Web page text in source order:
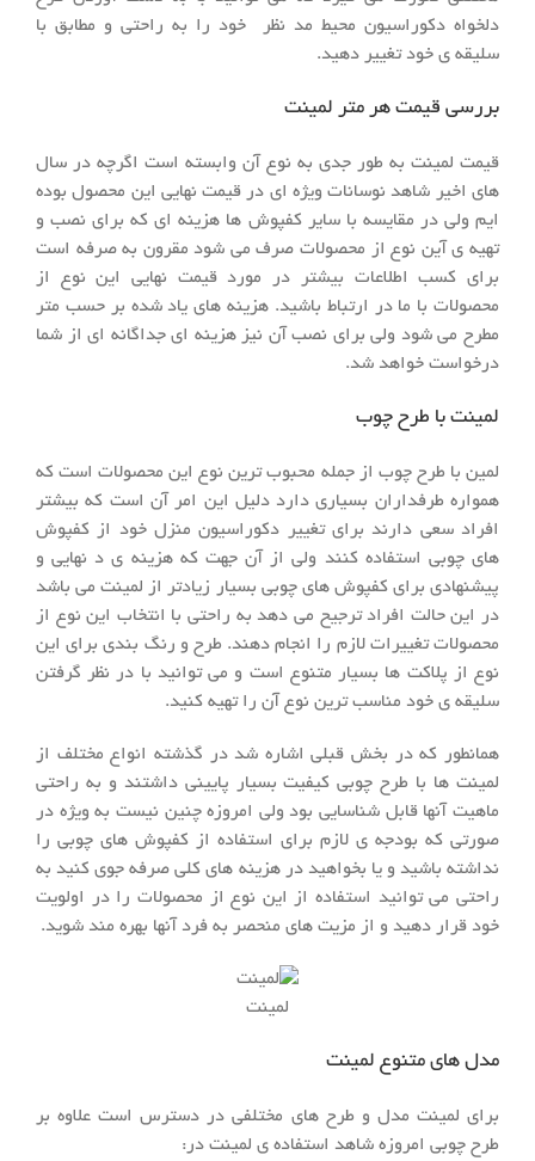
دلخواه دکوراسیون محیط مد نظر خود را به راحتی و مطابق با
سلیقه ی خود تغییر دهید.
بررسی قیمت هر متر لمینت
قیمت لمینت به طور جدی به نوع آن وابسته است اگرچه در سال
های اخیر شاهد نوسانات ویژه ای در قیمت نهایی این محصول بوده
ایم ولی در مقایسه با سایر کفپوش ها هزینه ای که برای نصب و
تهیه ی آین نوع از محصولات صرف می شود مقرون به صرفه است
برای کسب اطلاعات بیشتر در مورد قیمت نهایی این نوع از
محصولات با ما در ارتباط باشید. هزینه های یاد شده بر حسب متر
مطرح می شود ولی برای نصب آن نیز هزینه ای جداگانه ای از شما
درخواست خواهد شد.
لمینت با طرح چوب
لمین با طرح چوب از جمله محبوب ترین نوع این محصولات است که
همواره طرفداران بسیاری دارد دلیل این امر آن است که بیشتر
افراد سعی دارند برای تغییر دکوراسیون منزل خود از کفپوش
های چوبی استفاده کنند ولی از آن جهت که هزینه ی د نهایی و
پیشنهادی برای کفپوش های چوبی بسیار زیادتر از لمینت می باشد
در این حالت افراد ترجیح می دهد به راحتی با انتخاب این نوع از
محصولات تغییرات لازم را انجام دهند. طرح و رنگ بندی برای این
نوع از پلاکت ها بسیار متنوع است و می توانید با در نظر گرفتن
سلیقه ی خود مناسب ترین نوع آن را تهیه کنید.
همانطور که در بخش قبلی اشاره شد در گذشته انواع مختلف از
لمینت ها با طرح چوبی کیفیت بسیار پایینی داشتند و به راحتی
ماهیت آنها قابل شناسایی بود ولی امروزه چنین نیست به ویژه در
صورتی که بودجه ی لازم برای استفاده از کفپوش های چوبی را
نداشته باشید و یا بخواهید در هزینه های کلی صرفه جوی کنید به
راحتی می توانید استفاده از این نوع از محصولات را در اولویت
خود قرار دهید و از مزیت های منحصر به فرد آنها بهره مند شوید.
لمینت
مدل های متنوع لمینت
برای لمینت مدل و طرح های مختلفی در دسترس است علاوه بر
طرح چوبی امروزه شاهد استفاده ی لمینت در: